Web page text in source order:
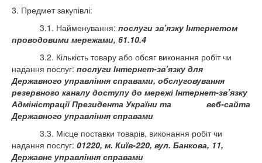
3. Предмет закупівлі:
3.1. Найменування: послуги зв’язку Інтернетом
проводовими мережами, 61.10.4
3.2. Кількість товару або обсяг виконання робіт чи
надання послуг: послуги Інтернет-зв’язку для
Державного управління справами, обслуговування
резервного каналу доступу до мережі Інтернет-зв’язку
Адміністрації Президента України та веб-сайта
Державного управління справами
3.3. Місце поставки товарів, виконання робіт чи
надання послуг: 01220, м. Київ-220, вул. Банкова, 11,
Державне управління справами